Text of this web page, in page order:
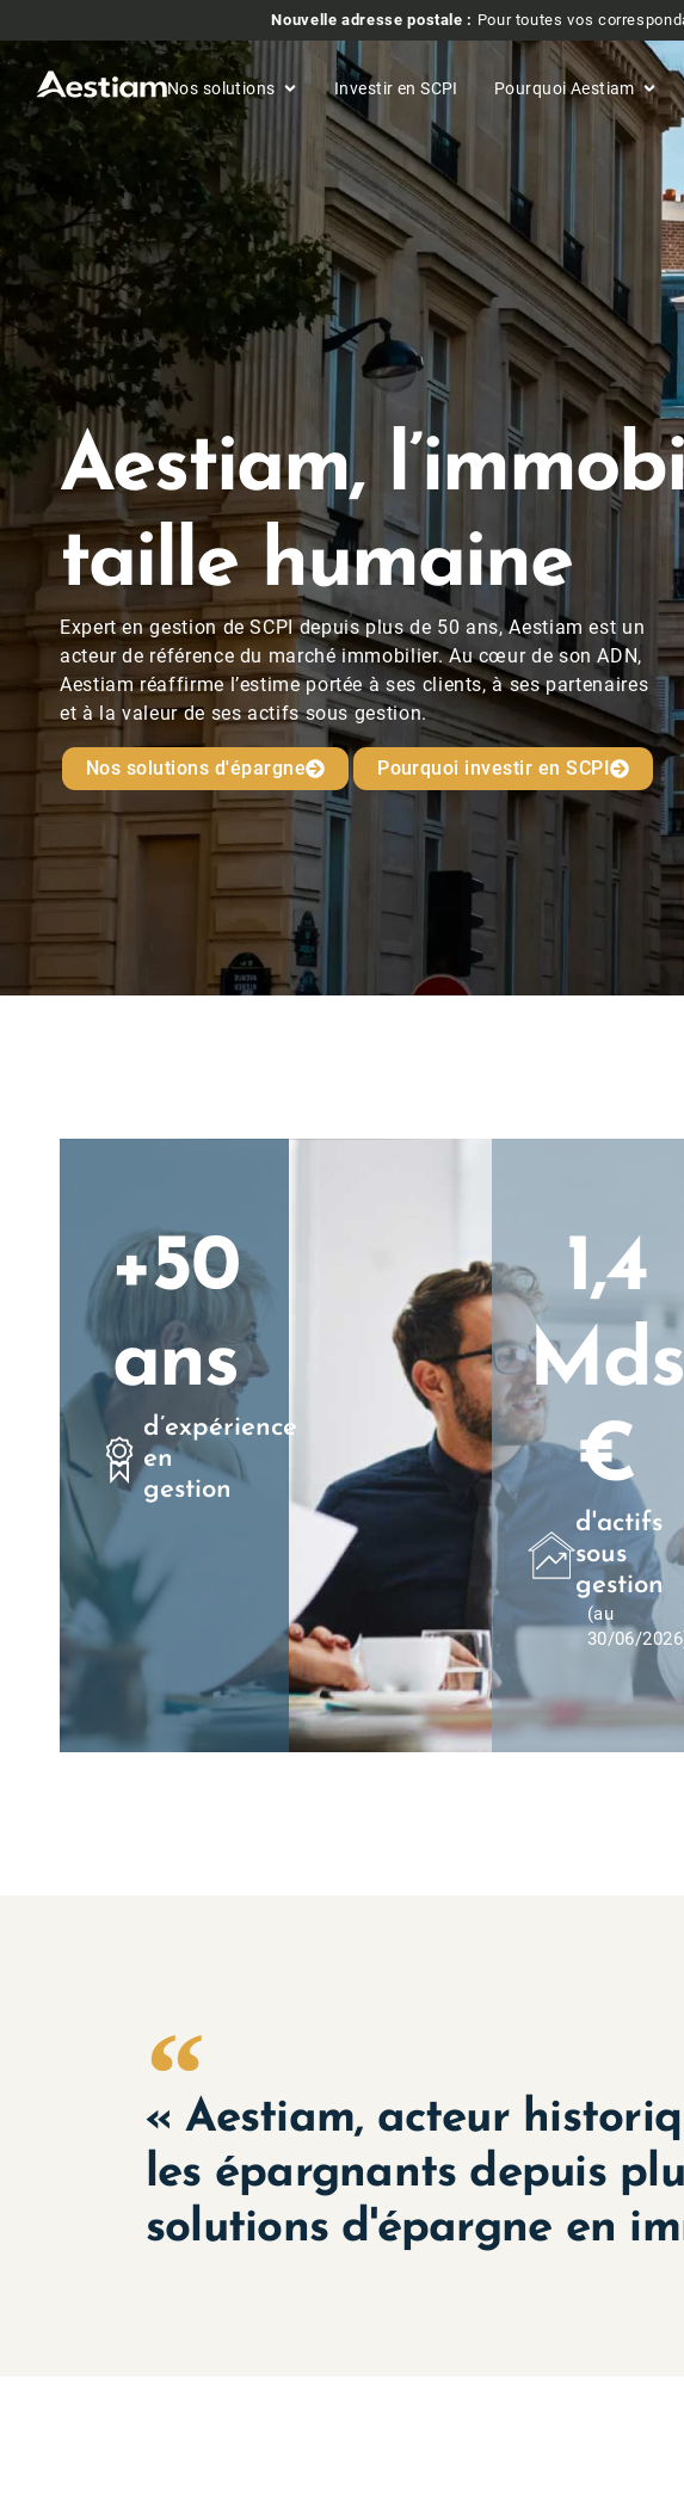
Nouvelle adresse postale : Pour toutes vos
Nos solutions Investir en SCPI Pourquoi Aestiam
Aestiam,
taille humaine
Expert en gestion de SCPI depuis plus de 50 ans, Aestiam est un
acteur de référence du marché immobilier. Au cœur de son ADN,
Aestiam réaffirme l’estime portée à ses clients, à ses partenaires
et à la valeur de ses actifs sous gestion.
Nos solutions d'épargne Pourquoi investir en SCPI
+50
ans
d’expérience
en
gestion
1,4
Mds
€
d'actifs
sous
gestion
(au
30/06/2026
« Aestiam, acteur
les épargnants depuis
solutions d'épargne en